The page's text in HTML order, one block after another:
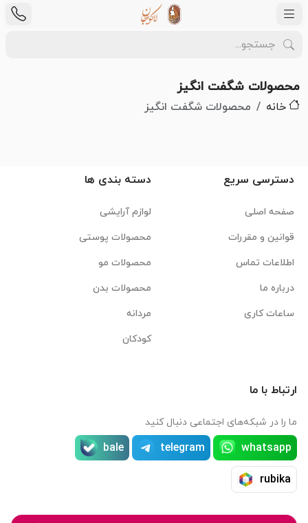
محصولات شگفت انگیز
خانه محصولات شگفت انگیز
دسترسی سریع
صفحه اصلی
قوانین و مقررات
اطلاعات تماس
درباره ما
ساعات کاری
دسته بندی ها
لوازم آرایشی
محصولات پوستی
محصولات مو
محصولات بدن
مردانه
کودکان
ارتباط با ما
ما را در شبکه‌های اجتماعی دنبال کنید
whatsapp
telegram
bale
rubika